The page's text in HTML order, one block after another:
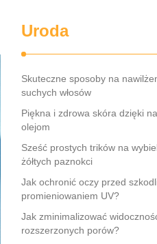
Uroda
Skuteczne sposoby na
suchych włosów
Piękna i zdrowa skóra dzięki
olejom
Sześć prostych trików na
żółtych paznokci
Jak ochronić oczy przed
promieniowaniem UV?
Jak zminimalizować
rozszerzonych porów?